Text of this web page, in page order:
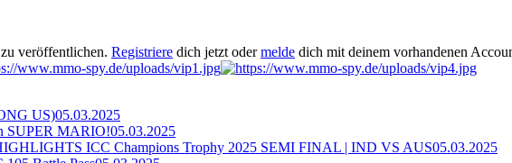
veröffentlichen. Registriere dich jetzt odermelde dich mit deinem vorhandenen
US)05.03.2025
SUPER MARIO!05.03.2025
ICC Champions Trophy 2025 SEMI FINAL | IND VS AUS05.03.2025